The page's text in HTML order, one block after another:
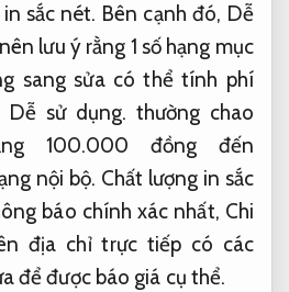
sắc nét. Bên cạnh đó, Dễ
lưu ý rằng 1 số hạng mục
sang sửa có thể tính phí
Dễ sử dụng. thường chao
100.000 đồng đến
nội bộ. Chất lượng in sắc
báo chính xác nhất, Chi
địa chỉ trực tiếp có các
để được báo giá cụ thể.